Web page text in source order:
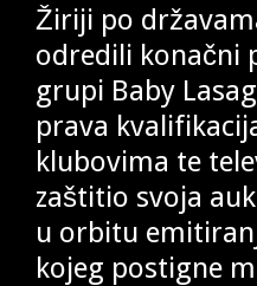
Žiriji po
odredili konačni
grupi Baby
prava
klubovima te
zaštitio svoja
u orbitu
kojeg postigne